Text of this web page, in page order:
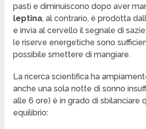
pasti e diminuiscono dopo aver
leptina, al contrario, è prodotta
e invia al cervello il segnale di
le riserve energetiche sono
possibile smettere di mangiare.
La ricerca scientifica ha
anche una sola notte di sonno
alle 6 ore) è in grado di sbilanciare
equilibrio: